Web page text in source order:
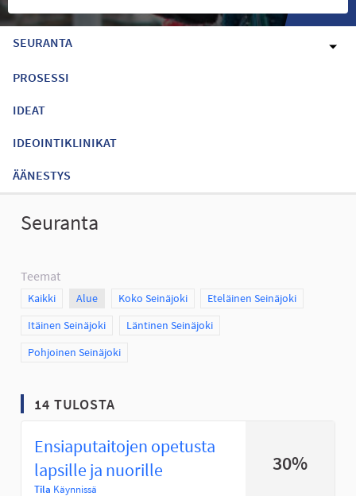
SEURANTA
PROSESSI
IDEAT
IDEOINTIKLINIKAT
ÄÄNESTYS
Seuranta
Teemat
Scope
Kaikki Scope
Alue Scope
Koko Seinäjoki Scope
Eteläinen Seinäjoki
Scope
Itäinen Seinäjoki Scope
Läntinen Seinäjoki
Scope
Pohjoinen Seinäjoki
14 TULOSTA
Ensiaputaitojen opetusta
lapsille ja nuorille
Tila Käynnissä
30%